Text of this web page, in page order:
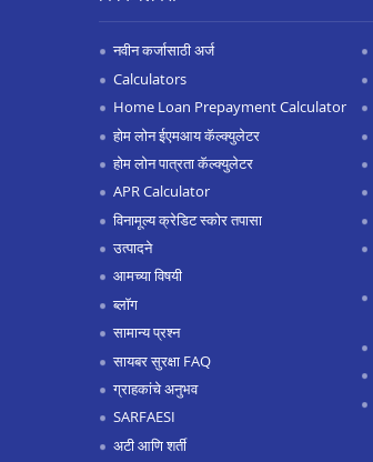
नवीन कर्जासाठी अर्ज
Calculators
Home Loan Prepayment Calculator
होम लोन ईएमआय कॅल्क्युलेटर
होम लोन पात्रता कॅल्क्युलेटर
APR Calculator
विनामूल्य क्रेडिट स्कोर तपासा
उत्पादने
आमच्या विषयी
ब्लॉग
सामान्य प्रश्न
सायबर सुरक्षा FAQ
ग्राहकांचे अनुभव
SARFAESI
अटी आणि शर्ती